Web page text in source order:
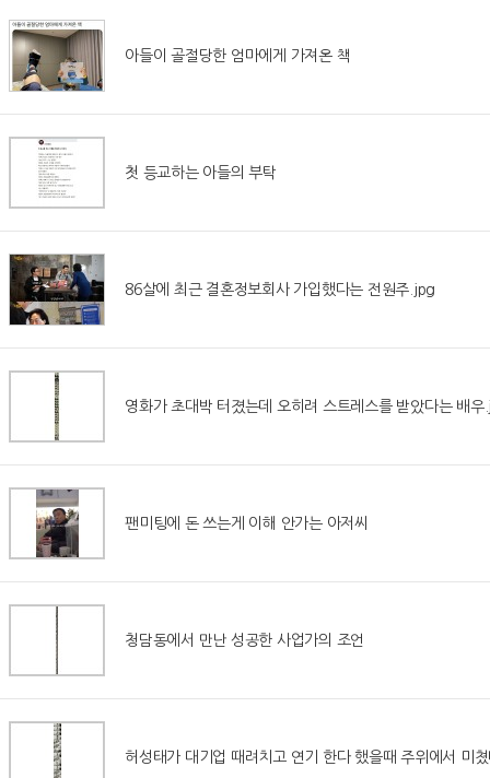
아들이 골절당한 엄마에게 가져온 책
첫 등교하는 아들의 부탁
86살에 최근 결혼정보회사 가입했다는 전원주.jpg
영화가 초대박 터졌는데 오히려 스트레스를 받았다는 배
팬미팅에 돈 쓰는게 이해 안가는 아저씨
청담동에서 만난 성공한 사업가의 조언
허성태가 대기업 때려치고 연기 한다 했을때 주위에서 미